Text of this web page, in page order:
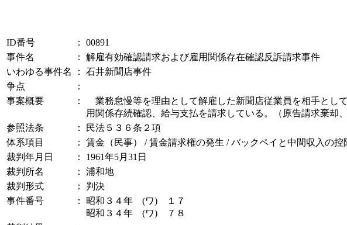
ID番号 ：
00891
事件名
：
解雇有効確認請求および雇用関係存在確認反訴請求事件
いわゆる事件名
：
石井新聞店事件
争点
：
事案概要
：
業務怠慢等を理由として解雇した新聞店従業員を相手とし
用関係存続確認、給与支払を請求している。（原告請求棄却
参照法条
：
民法５３６条２項
体系項目
：
賃金（民事） / 賃金請求権の発生 / バックペイと中間収入の控
裁判年月日
：
1961年5月31日
裁判所名
：
浦和地
裁判形式
：
判決
事件番号
：
昭和３４年 (ワ) １７
昭和３４年 (ワ) ７８